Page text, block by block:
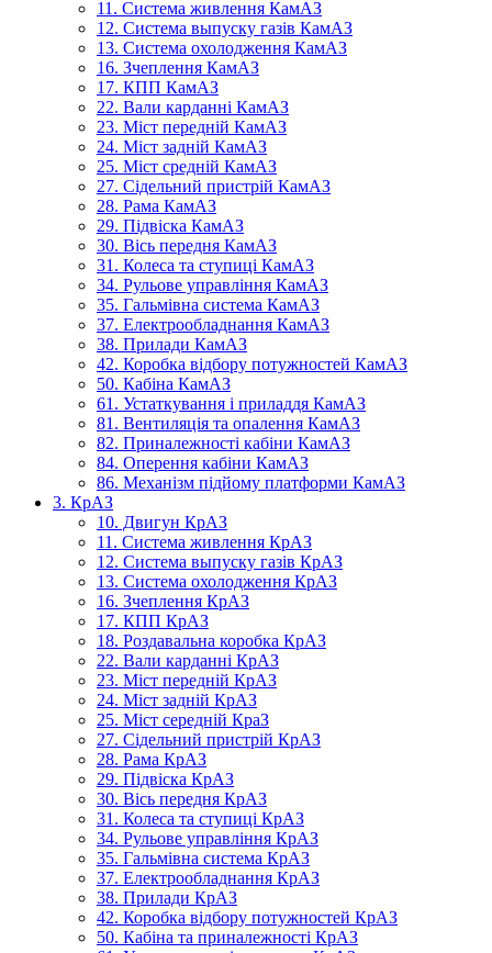
11. Система живлення КамАЗ
12. Система выпуску газів КамАЗ
13. Система охолодження КамАЗ
16. Зчеплення КамАЗ
17. КПП КамАЗ
22. Вали карданні КамАЗ
23. Міст передній КамАЗ
24. Міст задній КамАЗ
25. Міст средній КамАЗ
27. Сідельний пристрій КамАЗ
28. Рама КамАЗ
29. Підвіска КамАЗ
30. Вісь передня КамАЗ
31. Колеса та ступиці КамАЗ
34. Рульове управління КамАЗ
35. Гальмівна система КамАЗ
37. Електрообладнання КамАЗ
38. Прилади КамАЗ
42. Коробка відбору потужностей КамАЗ
50. Кабіна КамАЗ
61. Устаткування і приладдя КамАЗ
81. Вентиляція та опалення КамАЗ
82. Приналежності кабіни КамАЗ
84. Оперення кабіни КамАЗ
86. Механізм підйому платформи КамАЗ
3. КрАЗ
10. Двигун КрАЗ
11. Система живлення КрАЗ
12. Система выпуску газів КрАЗ
13. Система охолодження КрАЗ
16. Зчеплення КрАЗ
17. КПП КрАЗ
18. Роздавальна коробка КрАЗ
22. Вали карданні КрАЗ
23. Міст передній КрАЗ
24. Міст задній КрАЗ
25. Міст середній КраЗ
27. Сідельний пристрій КрАЗ
28. Рама КрАЗ
29. Підвіска КрАЗ
30. Вісь передня КрАЗ
31. Колеса та ступиці КрАЗ
34. Рульове управління КрАЗ
35. Гальмівна система КрАЗ
37. Електрообладнання КрАЗ
38. Прилади КрАЗ
42. Коробка відбору потужностей КрАЗ
50. Кабіна та приналежності КрАЗ